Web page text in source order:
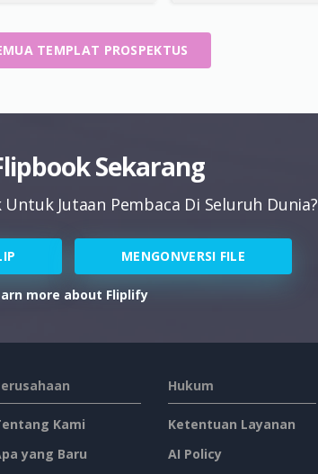
TEMPLAT PROSPEKTUS
Sekarang
Jutaan Pembaca Di Seluruh Dunia?
MENGONVERSI FILE
more about Fliplify
Kami
yang Baru
Hukum
Ketentuan Layanan
AI Policy